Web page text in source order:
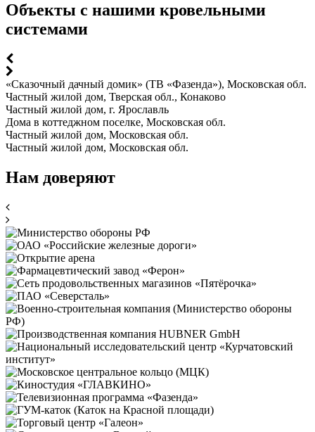
Объекты с нашими кровельными
системами
«Сказочный дачный домик» (ТВ «Фазенда»), Московская обл.
Частный жилой дом, Тверская обл., Конаково
Частный жилой дом, г. Ярославль
Дома в коттеджном поселке, Московская обл.
Частный жилой дом, Московская обл.
Частный жилой дом, Московская обл.
Нам доверяют